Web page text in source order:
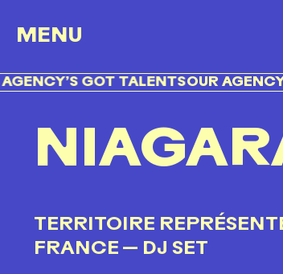
MENU
GOT TALENTS OUR
TERRITOIRE
FRANCE — DJ SET